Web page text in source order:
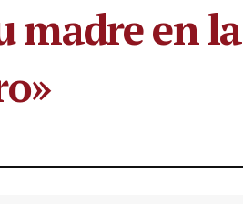
madre en la